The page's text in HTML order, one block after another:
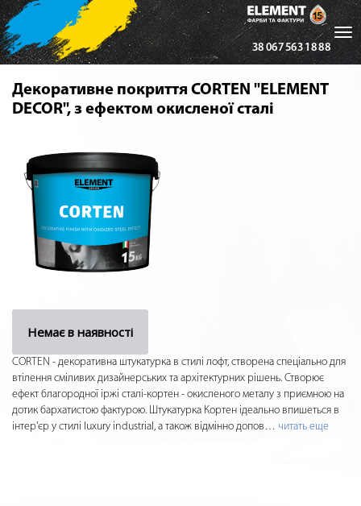
38 067 563 18 88
Декоративне покриття CORTEN "ELEMENT
DECOR", з ефектом окисленої сталі
Немає в наявності
CORTEN - декоративна штукатурка в стилі лофт, створена спеціально для
втілення сміливих дизайнерських та архітектурних рішень. Створює
ефект благородної іржі сталі-кортен - окисленого металу з приємною на
дотик бархатистою фактурою. Штукатурка Кортен ідеально впишеться в
інтер'єр у стилі luxury industrial, а також відмінно допов… читать еще